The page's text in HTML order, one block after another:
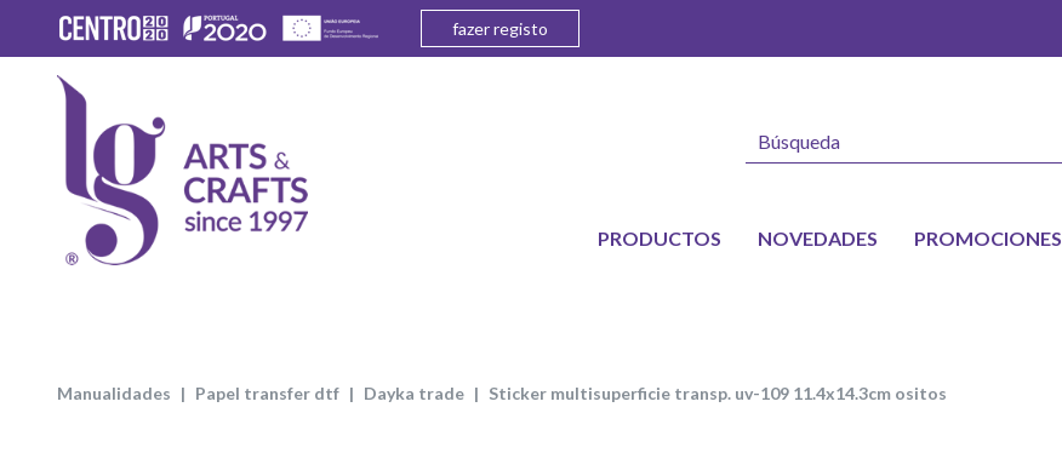
fazer registo
PRODUCTOS NOVEDADES PROMOCIONES
manualidades papel transfer dtf dayka trade sticker multisuperficie transp. uv-109 11.4x14.3cm ositos